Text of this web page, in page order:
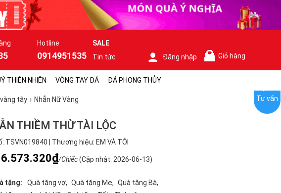
Hotline
0914951535
SALE
Tin tức
Đăng nhập Giỏ hàng
THIÊN NHIÊN VÒNG TAY ĐÁ ĐÁ PHONG THỦY
tây Nhẫn Nữ Vàng
THIỀM THỪ TÀI LỘC
TSVN019840 | Thương hiệu: EM VÀ TÔI
6.573.320₫/Chiếc(Cập nhật: 2026-06-13)
tặng: Quà tặng vợ Quà tặng Mẹ
Quà tặng Bà
Tư vấn